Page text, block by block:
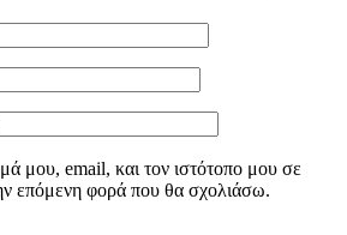
μου, email, και τον ιστότοπο μου σε
επόμενη φορά που θα σχολιάσω.